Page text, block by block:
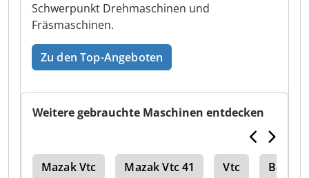
Schwerpunkt Drehmaschinen und
Fräsmaschinen.
Zu den Top-Angeboten
Weitere gebrauchte Maschinen entdecken
Mazak Vtc Mazak Vtc 41 Vtc